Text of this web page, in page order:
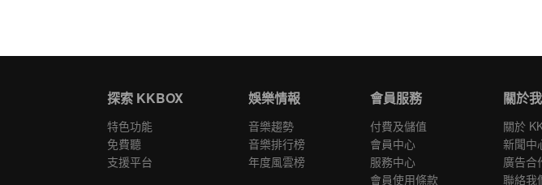
探索 KKBOX
特色功能
免費聽
支援平台
娛樂情報
音樂趨勢
音樂排行榜
年度風雲榜
會員服務
付費及儲值
會員中心
服務中心
會員使用條款
關於
關於
新聞中
廣告合
聯絡我